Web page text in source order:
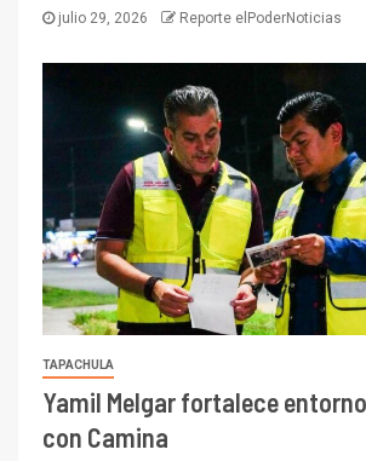
julio 29, 2026 Reporte elPoderNoticias
TAPACHULA
Yamil Melgar fortalece
con Camina